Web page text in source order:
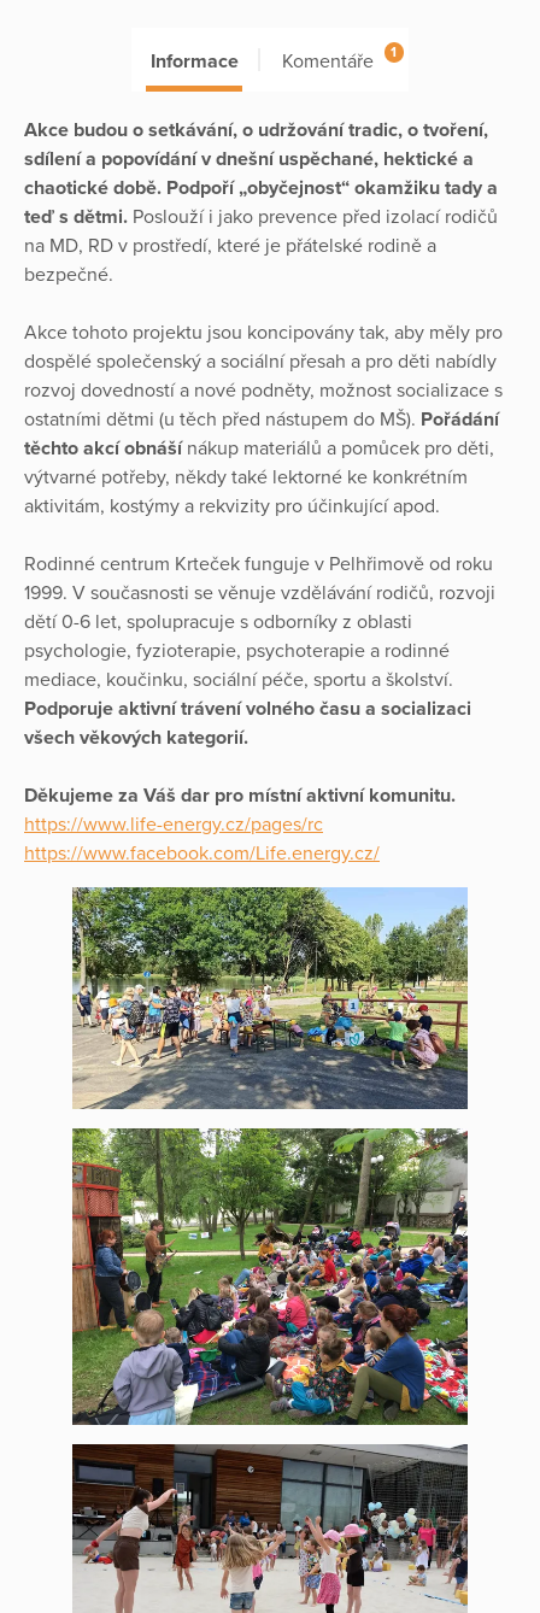
Informace Komentáře 1
Akce budou o setkávání, o udržování tradic, o tvoření,
sdílení a popovídání v dnešní uspěchané, hektické a
chaotické době. Podpoří „obyčejnost“ okamžiku tady a
teď s dětmi. Poslouží i jako prevence před izolací rodičů
na MD, RD v prostředí, které je přátelské rodině a
bezpečné.
Akce tohoto projektu jsou koncipovány tak, aby měly pro
dospělé společenský a sociální přesah a pro děti nabídly
rozvoj dovedností a nové podněty, možnost socializace s
ostatními dětmi (u těch před nástupem do MŠ). Pořádání
těchto akcí obnáší nákup materiálů a pomůcek pro děti,
výtvarné potřeby, někdy také lektorné ke konkrétním
aktivitám, kostýmy a rekvizity pro účinkující apod.
Rodinné centrum Krteček funguje v Pelhřimově od roku
1999. V současnosti se věnuje vzdělávání rodičů, rozvoji
dětí 0-6 let, spolupracuje s odborníky z oblasti
psychologie, fyzioterapie, psychoterapie a rodinné
mediace, koučinku, sociální péče, sportu a školství.
Podporuje aktivní trávení volného času a socializaci
všech věkových kategorií.
Děkujeme za Váš dar pro místní aktivní komunitu.
https://www.life-energy.cz/pages/rc
https://www.facebook.com/Life.energy.cz/